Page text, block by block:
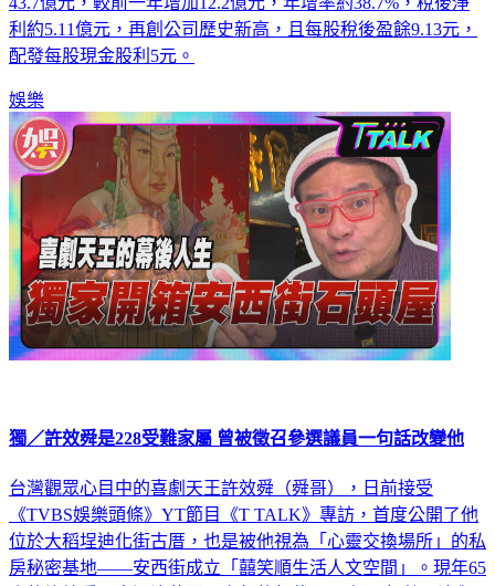
43.7億元，較前一年增加12.2億元，年增率約38.7%，稅後淨
利約5.11億元，再創公司歷史新高，且每股稅後盈餘9.13元，
娛樂
台灣觀眾心目中的喜劇天王許效舜（舜哥），日前接受
《TVBS娛樂頭條》YT節目《T TALK》專訪，首度公開了他
位於大稻埕迪化街古厝，也是被他視為「心靈交換場所」的私